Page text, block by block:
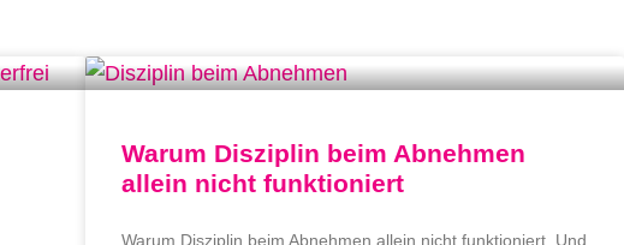
Warum Disziplin beim Abnehmen
allein nicht funktioniert
Warum Disziplin beim Abnehmen allein nicht funktioniert. Und